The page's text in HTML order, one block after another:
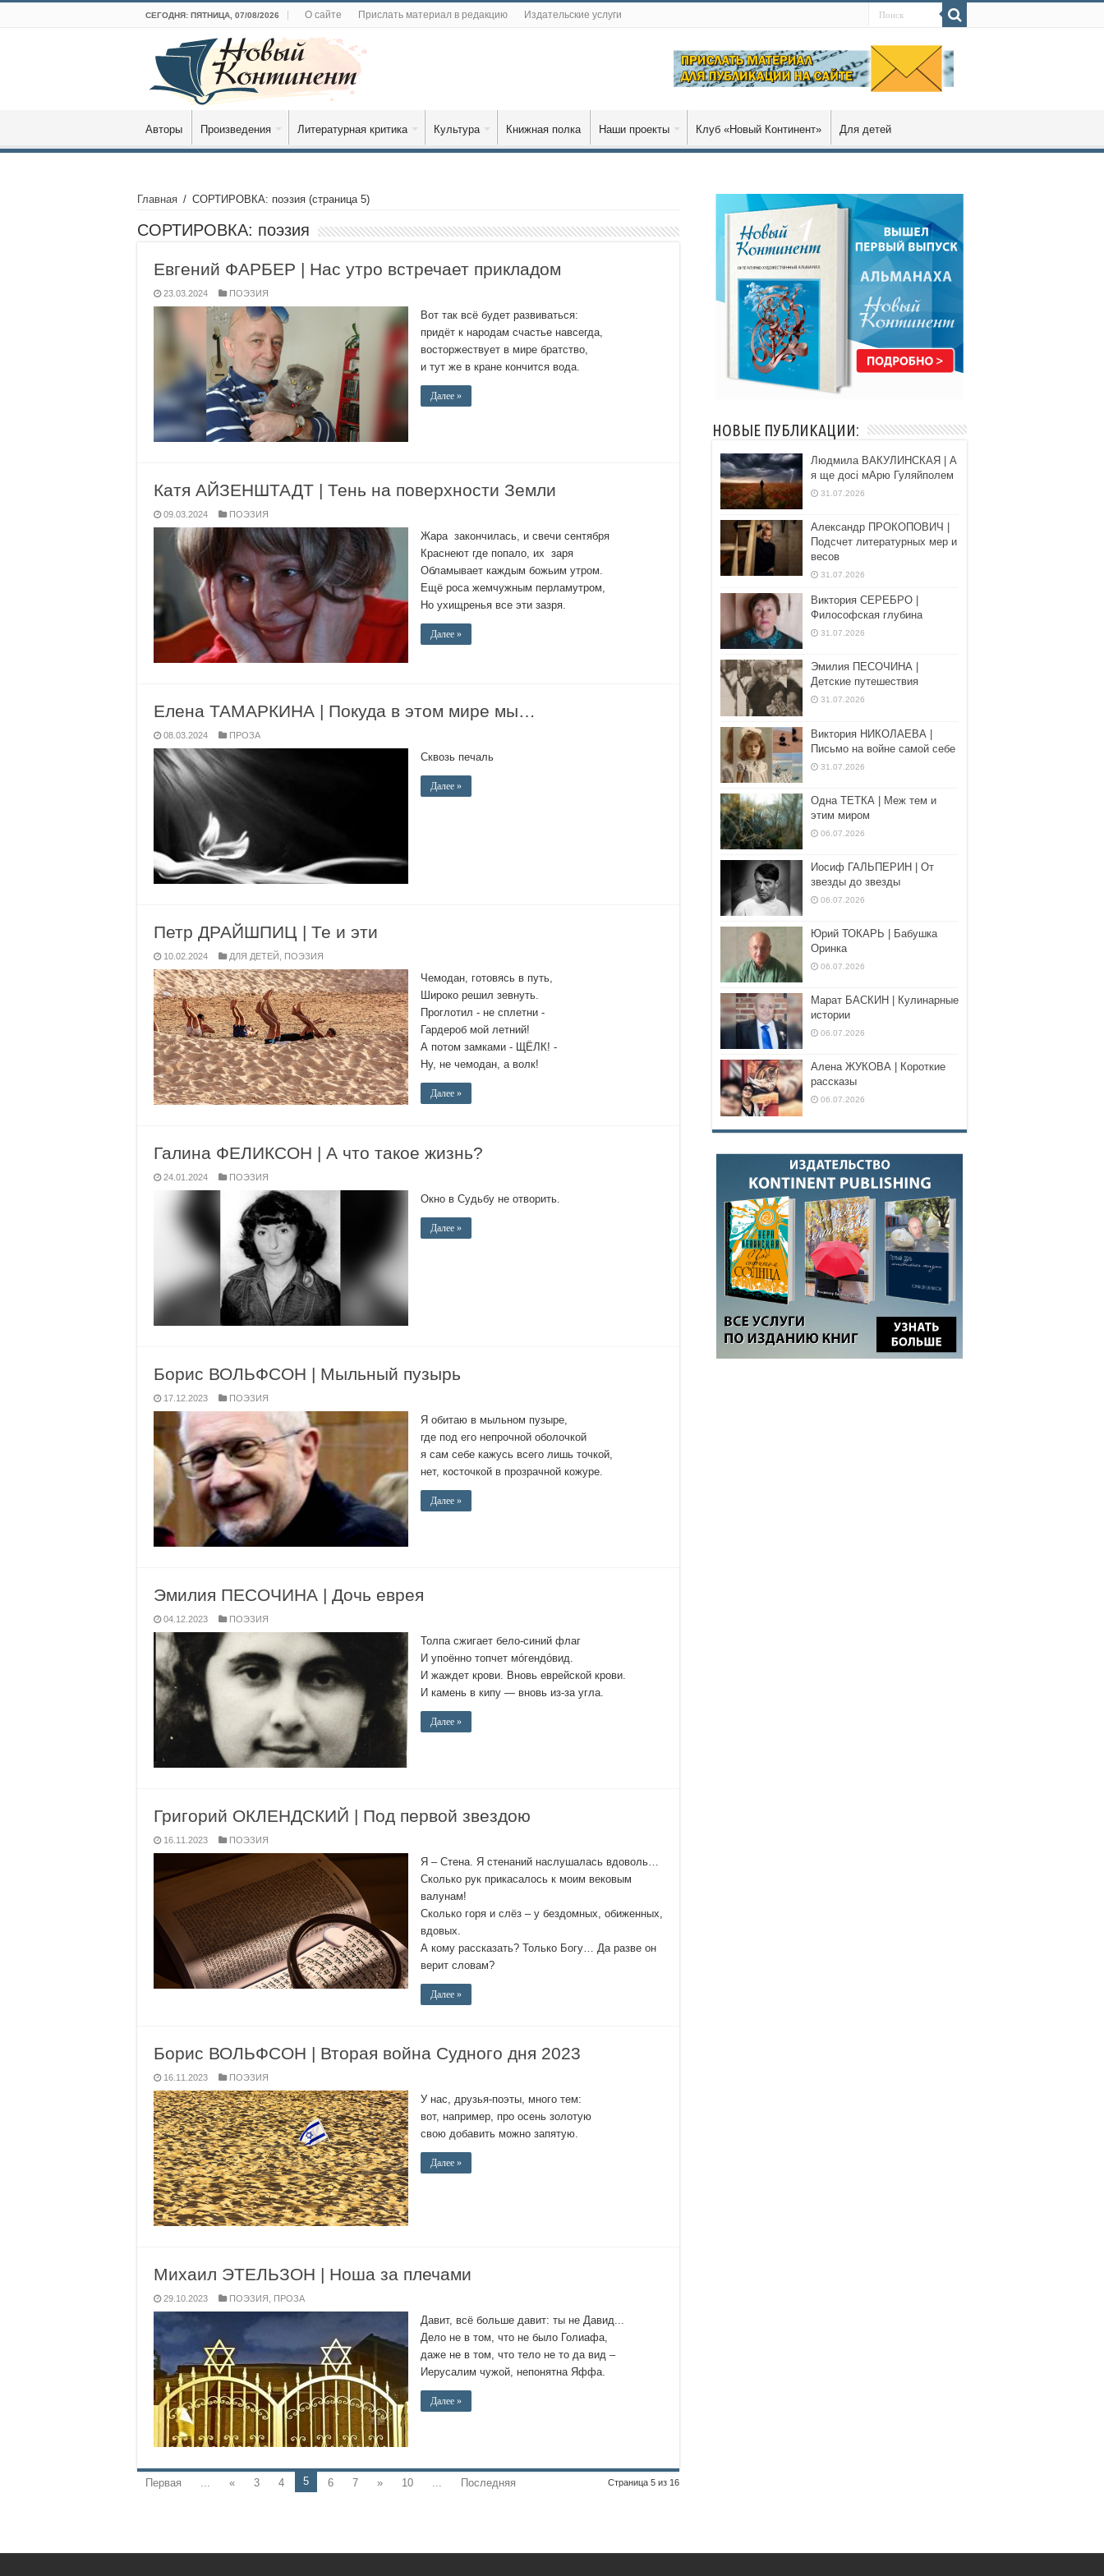
СЕГОДНЯ: ПЯТНИЦА, 07/08/2026 О сайте Прислать материал в редакцию Издательские услуги
Авторы Произведения Литературная критика Культура Книжная полка Наши проекты Клуб «Новый Континент» Для детей
Главная / СОРТИРОВКА: поэзия (страница 5)
СОРТИРОВКА: поэзия
Евгений ФАРБЕР | Нас утро встречает прикладом
23.03.2024 ПОЭЗИЯ
Вот так всё будет развиваться:
придёт к народам счастье навсегда,
восторжествует в мире братство,
и тут же в кране кончится вода.
Далее »
Катя АЙЗЕНШТАДТ | Тень на поверхности Земли
09.03.2024 ПОЭЗИЯ
Жара закончилась, и свечи сентября
Краснеют где попало, их заря
Обламывает каждым божьим утром.
Ещё роса жемчужным перламутром,
Но ухищренья все эти зазря.
Далее »
Елена ТАМАРКИНА | Покуда в этом мире мы…
08.03.2024 ПРОЗА
Сквозь печаль
Далее »
Петр ДРАЙШПИЦ | Те и эти
10.02.2024 ДЛЯ ДЕТЕЙ ПОЭЗИЯ
Чемодан, готовясь в путь,
Широко решил зевнуть.
Проглотил - не сплетни -
Гардероб мой летний!
А потом замками - ЩЁЛК! -
Ну, не чемодан, а волк!
Далее »
Галина ФЕЛИКСОН | А что такое жизнь?
24.01.2024 ПОЭЗИЯ
Окно в Судьбу не отворить.
Далее »
Борис ВОЛЬФСОН | Мыльный пузырь
17.12.2023 ПОЭЗИЯ
Я обитаю в мыльном пузыре,
где под его непрочной оболочкой
я сам себе кажусь всего лишь точкой,
нет, косточкой в прозрачной кожуре.
Далее »
Эмилия ПЕСОЧИНА | Дочь еврея
04.12.2023 ПОЭЗИЯ
Толпа сжигает бело-синий флаг
И упоённо топчет мóгендóвид.
И жаждет крови. Вновь еврейской крови.
И камень в кипу — вновь из-за угла.
Далее »
Григорий ОКЛЕНДСКИЙ | Под первой звездою
16.11.2023 ПОЭЗИЯ
Я – Стена. Я стенаний наслушалась вдоволь…
Сколько рук прикасалось к моим вековым
валунам!
Сколько горя и слёз – у бездомных, обиженных,
вдовых.
А кому рассказать? Только Богу… Да разве он
верит словам?
Далее »
Борис ВОЛЬФСОН | Вторая война Судного дня 2023
16.11.2023 ПОЭЗИЯ
У нас, друзья-поэты, много тем:
вот, например, про осень золотую
свою добавить можно запятую.
Далее »
Михаил ЭТЕЛЬЗОН | Ноша за плечами
29.10.2023 ПОЭЗИЯ ПРОЗА
Давит, всё больше давит: ты не Давид...
Дело не в том, что не было Голиафа,
даже не в том, что тело не то да вид –
Иерусалим чужой, непонятна Яффа.
Далее »
Страница 5 из 16
Первая ... « 3 4 5 6 7 » 10 ... Последняя
НОВЫЕ ПУБЛИКАЦИИ:
Людмила ВАКУЛИНСКАЯ | А
я ще досі мАрю Гуляйполем
31.07.2026
Александр ПРОКОПОВИЧ |
Подсчет литературных мер и
весов
31.07.2026
Виктория СЕРЕБРО |
Философская глубина
31.07.2026
Эмилия ПЕСОЧИНА |
Детские путешествия
31.07.2026
Виктория НИКОЛАЕВА |
Письмо на войне самой себе
31.07.2026
Одна ТЕТКА | Меж тем и
этим миром
06.07.2026
Иосиф ГАЛЬПЕРИН | От
звезды до звезды
06.07.2026
Юрий ТОКАРЬ | Бабушка
Оринка
06.07.2026
Марат БАСКИН | Кулинарные
истории
06.07.2026
Алена ЖУКОВА | Короткие
рассказы
06.07.2026